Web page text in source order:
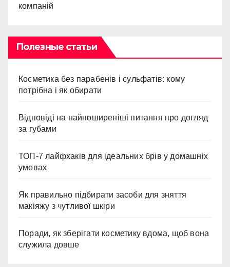
компаній
Полезные статьи
Косметика без парабенів і сульфатів: кому
потрібна і як обирати
Відповіді на найпоширеніші питання про догляд
за губами
ТОП-7 лайфхаків для ідеальних брів у домашніх
умовах
Як правильно підбирати засоби для зняття
макіяжу з чутливої шкіри
Поради, як зберігати косметику вдома, щоб вона
служила довше